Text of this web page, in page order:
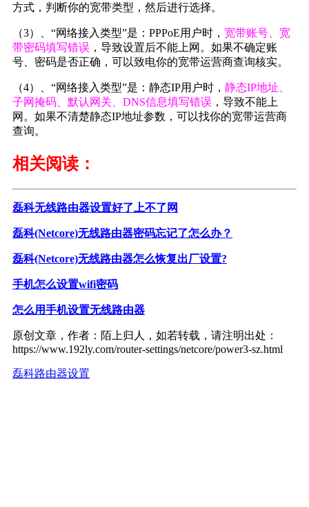
方式，判断你的宽带类型，然后进行选择。
（3）、“网络接入类型”是：PPPoE用户时， 宽带账号、宽
带密码填写错误 ，导致设置后不能上网。如果不确定账
号、密码是否正确，可以致电你的宽带运营商查询核实。
（4）、“网络接入类型”是：静态IP用户时， 静态IP地址、
子网掩码、默认网关、DNS信息填写错误 ，导致不能上
网。如果不清楚静态IP地址参数，可以找你的宽带运营商
查询。
相关阅读：
磊科无线路由器设置好了上不了网
磊科(Netcore)无线路由器密码忘记了怎么办？
磊科(Netcore)无线路由器怎么恢复出厂设置?
手机怎么设置wifi密码
怎么用手机设置无线路由器
原创文章，作者：陌上归人，如若转载，请注明出处：
https://www.192ly.com/router-settings/netcore/power3-sz.html
磊科路由器设置